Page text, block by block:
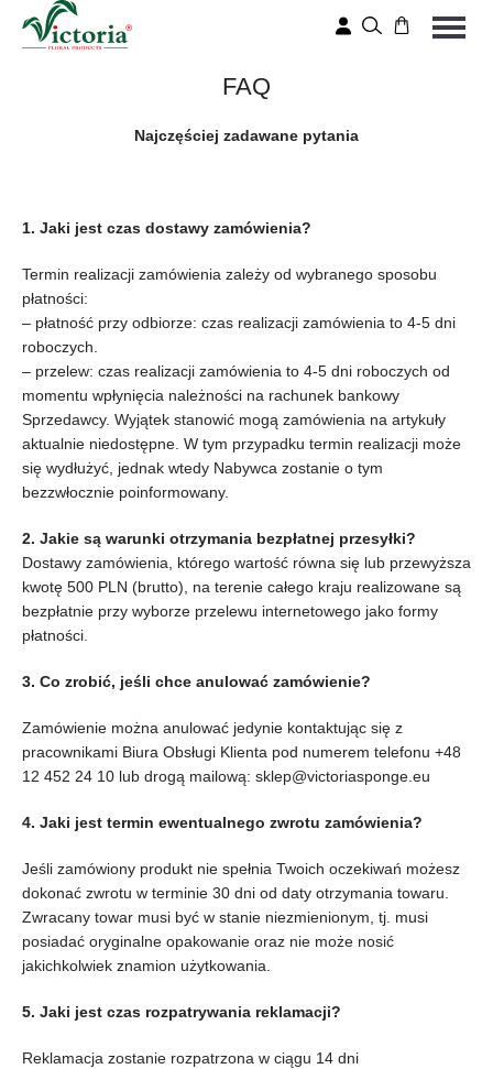
FAQ
Najczęściej zadawane pytania
1. Jaki jest czas dostawy zamówienia?
Termin realizacji zamówienia zależy od wybranego sposobu
płatności:
– płatność przy odbiorze: czas realizacji zamówienia to 4-5 dni
roboczych.
– przelew: czas realizacji zamówienia to 4-5 dni roboczych od
momentu wpłynięcia należności na rachunek bankowy
Sprzedawcy. Wyjątek stanowić mogą zamówienia na artykuły
aktualnie niedostępne. W tym przypadku termin realizacji może
się wydłużyć, jednak wtedy Nabywca zostanie o tym
bezzwłocznie poinformowany.
2. Jakie są warunki otrzymania bezpłatnej przesyłki?
Dostawy zamówienia, którego wartość równa się lub przewyższa
kwotę 500 PLN (brutto), na terenie całego kraju realizowane są
bezpłatnie przy wyborze przelewu internetowego jako formy
płatności.
3. Co zrobić, jeśli chce anulować zamówienie?
Zamówienie można anulować jedynie kontaktując się z
pracownikami Biura Obsługi Klienta pod numerem telefonu +48
12 452 24 10 lub drogą mailową: sklep@victoriasponge.eu
4. Jaki jest termin ewentualnego zwrotu zamówienia?
Jeśli zamówiony produkt nie spełnia Twoich oczekiwań możesz
dokonać zwrotu w terminie 30 dni od daty otrzymania towaru.
Zwracany towar musi być w stanie niezmienionym, tj. musi
posiadać oryginalne opakowanie oraz nie może nosić
jakichkolwiek znamion użytkowania.
5. Jaki jest czas rozpatrywania reklamacji?
Reklamacja zostanie rozpatrzona w ciągu 14 dni